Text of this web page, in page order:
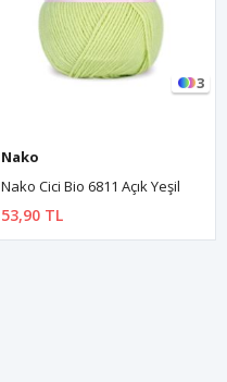
3
Nako
Nako Cici Bio 6811 Açık Yeşil
53,90 TL